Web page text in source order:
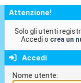
Attenzione!
Solo gli utenti
Accedi o crea un
Accedi
Nome utente: